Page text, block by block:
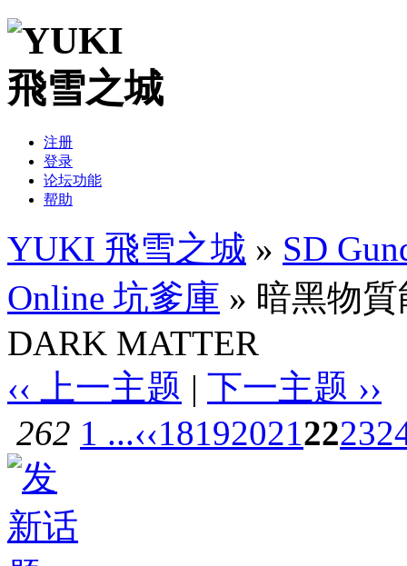
注册
登录
论坛功能
帮助
YUKI 飛雪之城 » SD
Online 坑爹庫 » 暗黑物
DARK MATTER
‹‹ 上一主题 | 下一主题 ››
262 1 ...‹‹181920212223